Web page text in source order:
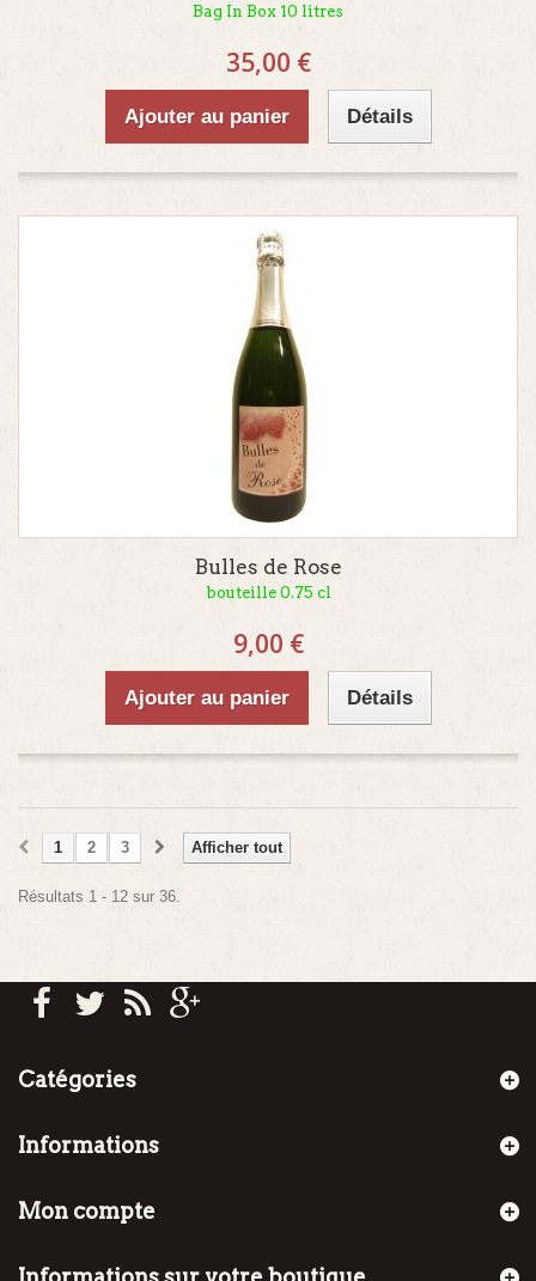
Bag In Box 10 litres
35,00 €
Ajouter au panier Détails
Bulles de Rose
bouteille 0.75 cl
9,00 €
Ajouter au panier Détails
Afficher tout
1 2 3
Résultats 1 - 12 sur 36.
Catégories
Informations
Mon compte